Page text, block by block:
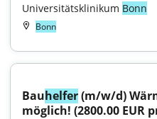
Universitätsklinikum Bonn
Bonn
Bauhelfer (m/w/d)
möglich! (2800.00 EUR